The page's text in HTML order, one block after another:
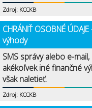
Zdroj: KCCKB
CHRÁNIŤ OSOBNÉ
výhody
SMS správy alebo e-
akékoľvek iné finančné
však naletieť.
Zdroj: KCCKB